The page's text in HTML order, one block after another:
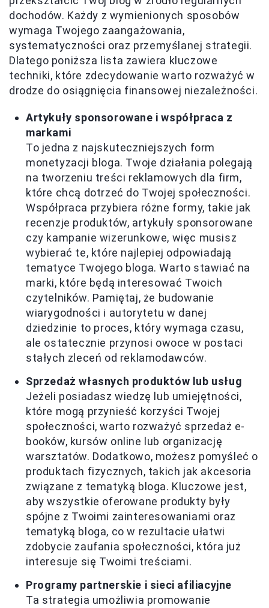
dochodów. Każdy z wymienionych sposobów
wymaga Twojego zaangażowania,
systematyczności oraz przemyślanej strategii.
Dlatego poniższa lista zawiera kluczowe
techniki, które zdecydowanie warto rozważyć w
drodze do osiągnięcia finansowej niezależności.
Artykuły sponsorowane i współpraca z
markami
To jedna z najskuteczniejszych form
monetyzacji bloga. Twoje działania polegają
na tworzeniu treści reklamowych dla firm,
które chcą dotrzeć do Twojej społeczności.
Współpraca przybiera różne formy, takie jak
recenzje produktów, artykuły sponsorowane
czy kampanie wizerunkowe, więc musisz
wybierać te, które najlepiej odpowiadają
tematyce Twojego bloga. Warto stawiać na
marki, które będą interesować Twoich
czytelników. Pamiętaj, że budowanie
wiarygodności i autorytetu w danej
dziedzinie to proces, który wymaga czasu,
ale ostatecznie przynosi owoce w postaci
stałych zleceń od reklamodawców.
Sprzedaż własnych produktów lub usług
Jeżeli posiadasz wiedzę lub umiejętności,
które mogą przynieść korzyści Twojej
społeczności, warto rozważyć sprzedaż e-
booków, kursów online lub organizację
warsztatów. Dodatkowo, możesz pomyśleć o
produktach fizycznych, takich jak akcesoria
związane z tematyką bloga. Kluczowe jest,
aby wszystkie oferowane produkty były
spójne z Twoimi zainteresowaniami oraz
tematyką bloga, co w rezultacie ułatwi
zdobycie zaufania społeczności, która już
interesuje się Twoimi treściami.
Programy partnerskie i sieci afiliacyjne
Ta strategia umożliwia promowanie